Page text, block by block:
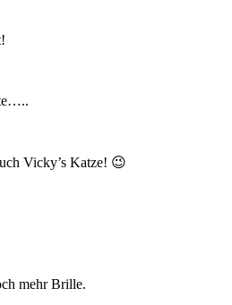
Vicky’s Katze! 😉
mehr Brille.